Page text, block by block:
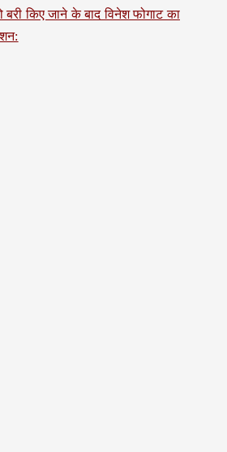
किए जाने के बाद विनेश फोगाट का